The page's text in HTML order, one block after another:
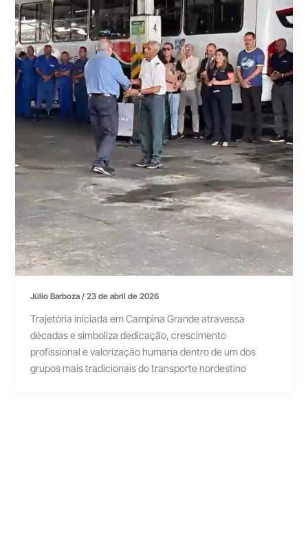
Júlio Barboza/23 de abril de 2026
Trajetória iniciada em Campina Grande atravessa
décadas e simboliza dedicação, crescimento
profissional e valorização humana dentro de um dos
grupos mais tradicionais do transporte nordestino